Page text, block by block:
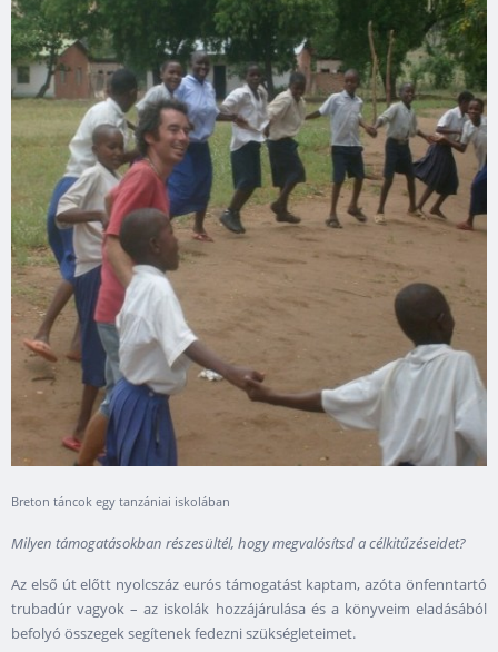
Breton táncok egy tanzániai iskolában
Milyen támogatásokban részesültél, hogy megvalósítsd a célkitűzéseidet?
Az első út előtt nyolcszáz eurós támogatást kaptam, azóta önfenntartó
trubadúr vagyok – az iskolák hozzájárulása és a könyveim eladásából
befolyó összegek segítenek fedezni szükségleteimet.